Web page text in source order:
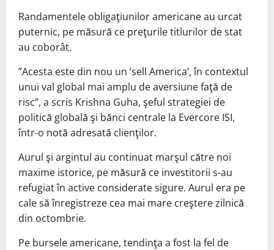
Randamentele obligaţiunilor americane au urcat
puternic, pe măsură ce preţurile titlurilor de stat
au coborât.
”Acesta este din nou un ‘sell America’, în contextul
unui val global mai amplu de aversiune faţă de
risc”, a scris Krishna Guha, şeful strategiei de
politică globală şi bănci centrale la Evercore ISI,
într-o notă adresată clienţilor.
Aurul şi argintul au continuat marşul către noi
maxime istorice, pe măsură ce investitorii s-au
refugiat în active considerate sigure. Aurul era pe
cale să înregistreze cea mai mare creştere zilnică
din octombrie.
Pe bursele americane, tendinţa a fost la fel de